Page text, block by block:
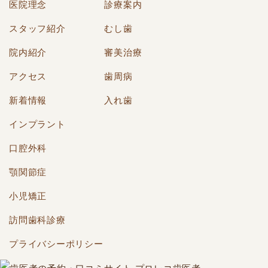
医院理念
スタッフ紹介
院内紹介
アクセス
新着情報
診療案内
むし歯
審美治療
歯周病
入れ歯
インプラント
口腔外科
顎関節症
小児矯正
訪問歯科診療
プライバシーポリシー